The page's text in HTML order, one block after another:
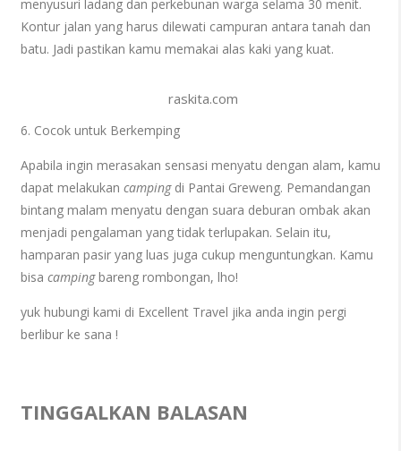
menyusuri ladang dan perkebunan warga selama 30 menit.
Kontur jalan yang harus dilewati campuran antara tanah dan
batu. Jadi pastikan kamu memakai alas kaki yang kuat.
raskita.com
6. Cocok untuk Berkemping
Apabila ingin merasakan sensasi menyatu dengan alam, kamu
dapat melakukancampingdi Pantai Greweng. Pemandangan
bintang malam menyatu dengan suara deburan ombak akan
menjadi pengalaman yang tidak terlupakan. Selain itu,
hamparan pasir yang luas juga cukup menguntungkan. Kamu
bisacampingbareng rombongan, lho!
yuk hubungi kami di Excellent Travel jika anda ingin pergi
berlibur ke sana !
TINGGALKAN BALASAN